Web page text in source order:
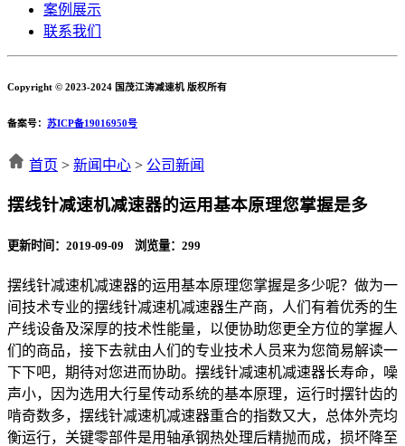
案例展示
联系我们
Copyright © 2023-2024 国茂江涛减速机 版权所有
备案号： 苏ICP备19016950号
首页 > 新闻中心 > 公司新闻
摆线针减速机减速器的运用基本原理您掌握是多
更新时间：2019-09-09 浏览量： 299
摆线针减速机减速器的运用基本原理您掌握是多少呢？做为一
间技术专业的摆线针减速机减速器生产商，人们有着优秀的生
产线设备及深厚的技术性能量，以便协助您更全方位的掌握人
们的商品，接下去就由人们的专业技术人员来为您简易解读一
下下吧，期待对您进而协助。摆线针减速机减速器长寿命，噪
声小，因为选用大行星传动系统的基本原理，运行时摆针齿的
啃奇数多，摆线针减速机减速器重合的指数又大，总体外壳均
衡运行，关键零部件是用轴承钢热处理后精抛而成，损坏降至